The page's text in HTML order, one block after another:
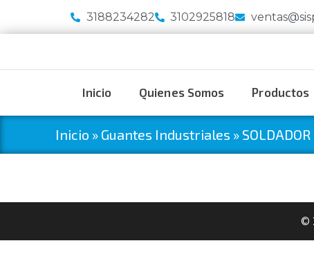
3188234282 3102925818
Inicio Quienes Somos Productos
Inicio » Guantes Industriales » SOLDADOR
©